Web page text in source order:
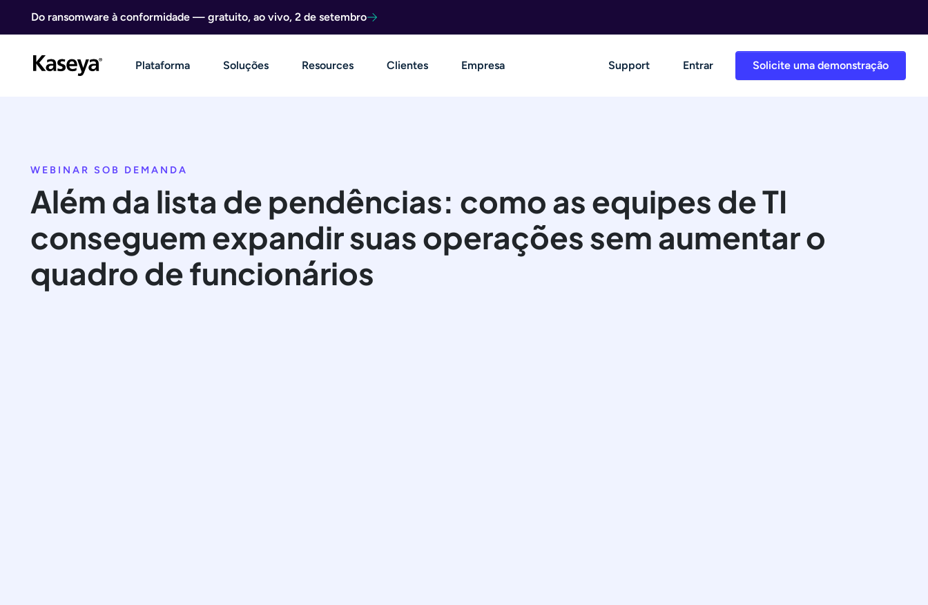
Do ransomware à conformidade — gratuito, ao vivo, 2 de setembro
Solicite uma demonstração
Plataforma Soluções Resources Clientes Empresa Support Entrar
WEBINAR SOB DEMANDA
Além da lista de pendências: como as equipes de TI
conseguem expandir suas operações sem aumentar o
quadro de funcionários